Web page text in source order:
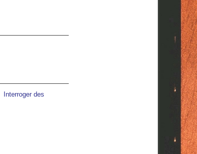
Interroger des